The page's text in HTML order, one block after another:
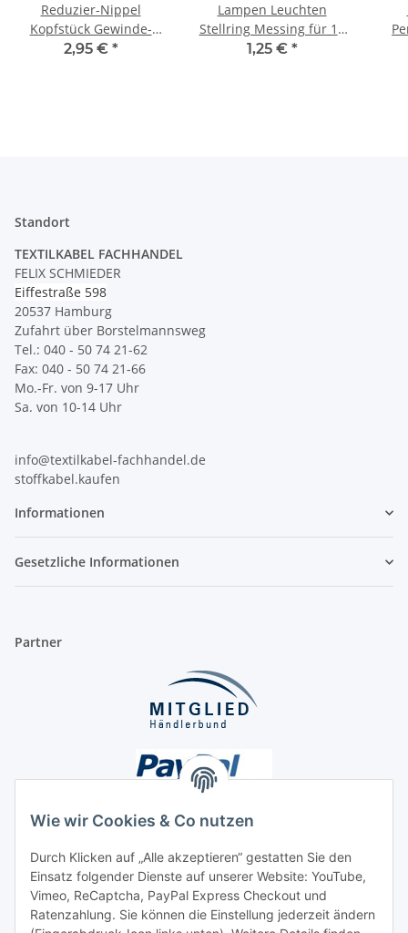
Wie wir Cookies & Co nutzen
Durch Klicken auf „Alle akzeptieren“ gestatten Sie den
Einsatz folgender Dienste auf unserer Website: YouTube,
Vimeo, ReCaptcha, PayPal Express Checkout und
Ratenzahlung. Sie können die Einstellung jederzeit ändern
Reduzier-Nippel
Kopfstück Gewinde-
Adapter Messing roh
2,95 € *
Lampen Leuchten
Stellring Messing für 13
mm Pendelrohr mit M3
1,25 € *
Standort
TEXTILKABEL FACHHANDEL
FELIX SCHMIEDER
Eiffestraße 598
20537 Hamburg
Zufahrt über Borstelmannsweg
Tel.: 040 - 50 74 21-62
Fax: 040 - 50 74 21-66
Mo.-Fr. von 9-17 Uhr
Sa. von 10-14 Uhr
info@textilkabel-fachhandel.de
stoffkabel.kaufen
Informationen
Gesetzliche Informationen
Partner
Unsere Seiten
Social Media